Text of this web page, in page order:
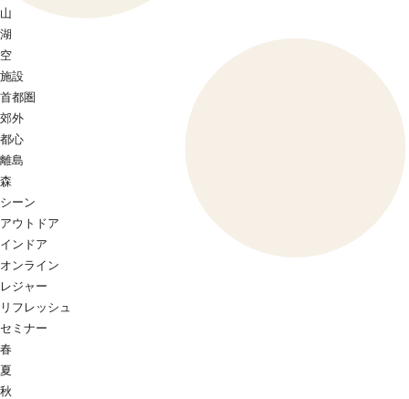
山
湖
空
施設
首都圏
郊外
都心
離島
森
シーン
アウトドア
インドア
オンライン
レジャー
リフレッシュ
セミナー
春
夏
秋